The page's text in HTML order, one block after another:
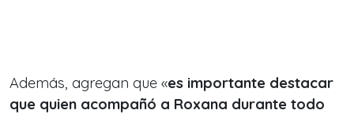
Además, agregan que «es importante destacar
que quien acompañó a Roxana durante todo